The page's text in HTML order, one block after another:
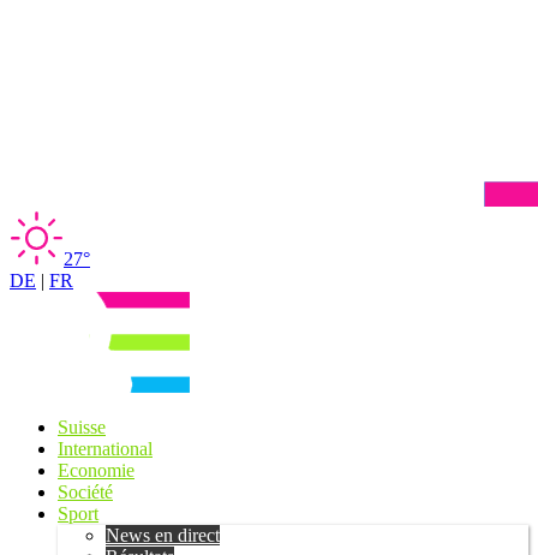
27°
DE | FR
Suisse
International
Economie
Société
Sport
News en direct